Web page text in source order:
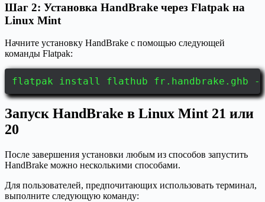
Шаг 2: Установка HandBrake через Flatpak на
Linux Mint
Начните установку HandBrake с помощью следующей
команды Flatpak:
flatpak install flathub fr.handbrake.ghb -
Запуск HandBrake в Linux Mint 21 или
20
После завершения установки любым из способов запустить
HandBrake можно несколькими способами.
Для пользователей, предпочитающих использовать терминал,
выполните следующую команду: